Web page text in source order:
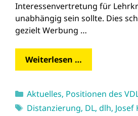
Interessenvertretung für
unabhängig sein sollte. Dies
gezielt Werbung …
Weiterlesen …
Kategorien
Aktuelles, Positionen des
Schlagwörter
Distanzierung, DL, dlh, Josef